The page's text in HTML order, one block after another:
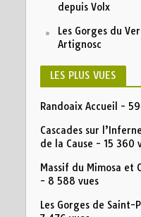
depuis Volx
Les Gorges du
Artignosc
LES PLUS VUES
Randoaix Accueil - 59
Cascades sur
de la Cause - 15 360
Massif du Mimosa et
- 8 588 vues
Les Gorges de